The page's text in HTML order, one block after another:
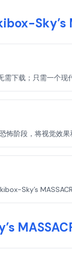
Sky’s
下载；只需一个现
阶段，将视觉效
Sky’s